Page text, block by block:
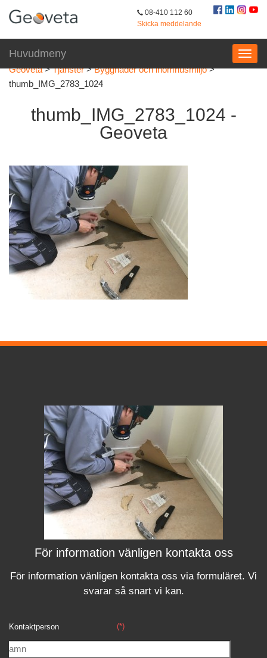
08-410 112 60
Skicka meddelande
Huvudmeny
Geoveta>Tjänster>Byggnader och inomhusmiljö>
thumb_IMG_2783_1024
thumb_IMG_2783_1024 -
Geoveta
För information vänligen kontakta oss
För information vänligen kontakta oss via formuläret. Vi
svararså snart vi kan.
Kontaktperson (*)